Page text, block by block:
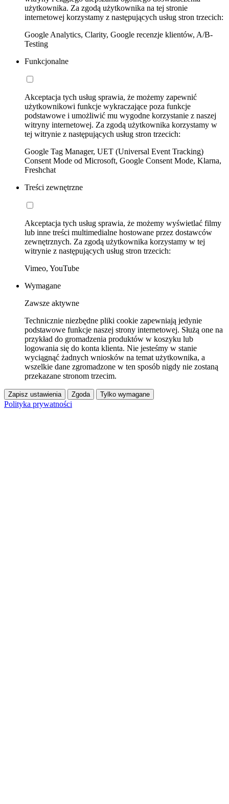
użytkownika. Za zgodą użytkownika na tej stronie
internetowej korzystamy z następujących usług stron trzecich:
Google Analytics, Clarity, Google recenzje klientów, A/B-
Testing
Funkcjonalne
Akceptacja tych usług sprawia, że możemy zapewnić
użytkownikowi funkcje wykraczające poza funkcje
podstawowe i umożliwić mu wygodne korzystanie z naszej
witryny internetowej. Za zgodą użytkownika korzystamy w
tej witrynie z następujących usług stron trzecich:
Google Tag Manager, UET (Universal Event Tracking)
Consent Mode od Microsoft, Google Consent Mode, Klarna,
Freshchat
Treści zewnętrzne
Akceptacja tych usług sprawia, że możemy wyświetlać filmy
lub inne treści multimedialne hostowane przez dostawców
zewnętrznych. Za zgodą użytkownika korzystamy w tej
witrynie z następujących usług stron trzecich:
Vimeo, YouTube
Wymagane
Zawsze aktywne
Technicznie niezbędne pliki cookie zapewniają jedynie
podstawowe funkcje naszej strony internetowej. Służą one na
przykład do gromadzenia produktów w koszyku lub
logowania się do konta klienta. Nie jesteśmy w stanie
wyciągnąć żadnych wniosków na temat użytkownika, a
wszelkie dane zgromadzone w ten sposób nigdy nie zostaną
przekazane stronom trzecim.
Zapisz ustawienia Zgoda Tylko wymagane
Polityka prywatności